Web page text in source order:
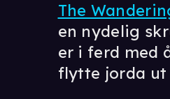
The
en nydelig
er i ferd med
flytte jorda ut